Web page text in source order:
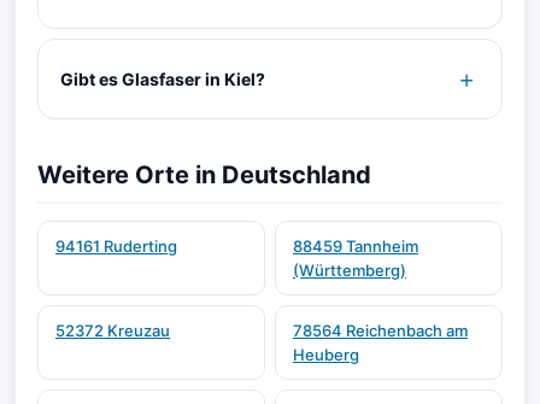
Gibt es Glasfaser in Kiel?
Weitere Orte in Deutschland
94161 Ruderting
88459 Tannheim
(Württemberg)
52372 Kreuzau
78564 Reichenbach am
Heuberg